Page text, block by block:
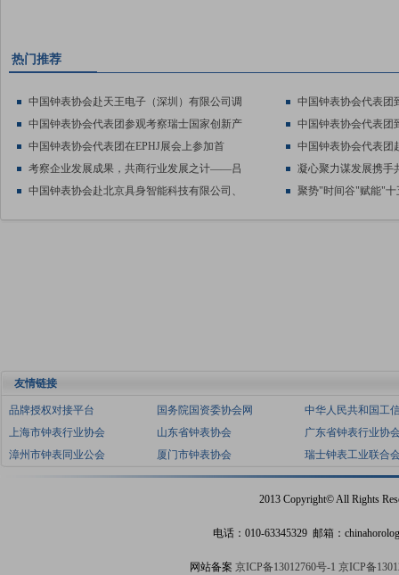
热门推荐
中国钟表协会赴天王电子（深圳）有限公司调
中国钟表协会代表团
中国钟表协会代表团参观考察瑞士国家创新产
中国钟表协会代表团
中国钟表协会代表团在EPHJ展会上参加首
中国钟表协会代表团
考察企业发展成果，共商行业发展之计——吕
凝心聚力谋发展携
中国钟表协会赴北京具身智能科技有限公司、
聚势"时间谷"赋能"
友情链接
品牌授权对接平台 国务院国资委协会网
中华人民共和国工
上海市钟表行业协会
山东省钟表协会
广东省钟表行业协
漳州市钟表同业公会
厦门市钟表协会 瑞士钟表工业联合
2013 Copyright© All Rights
电话： 010-63345329 邮箱：
网站备案 京ICP备13012760号-1 京ICP备